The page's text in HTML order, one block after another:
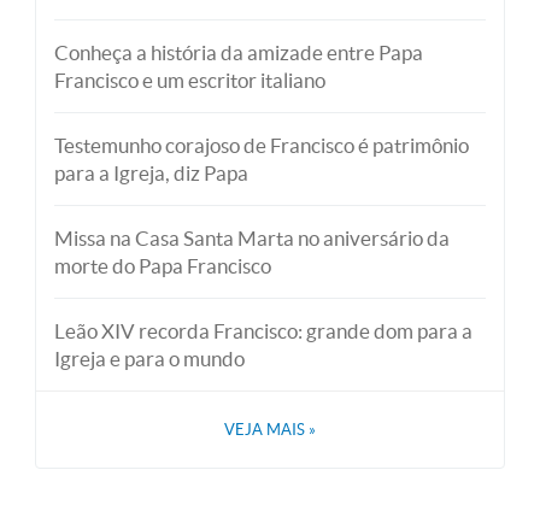
Conheça a história da amizade entre Papa
Francisco e um escritor italiano
Testemunho corajoso de Francisco é patrimônio
para a Igreja, diz Papa
Missa na Casa Santa Marta no aniversário da
morte do Papa Francisco
Leão XIV recorda Francisco: grande dom para a
Igreja e para o mundo
VEJA MAIS »